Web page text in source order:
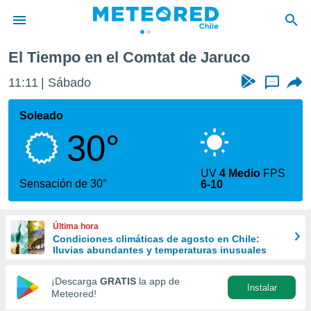
de
por
que se
calidad.
a este
las
y
forma
digital
basada
El Tiempo en el Comtat de Jaruco
11:11 Sábado ...
Soleado
30°
Sensación de 30°
UV4 Medio FPS
6-10
Última hora
Condiciones climáticas de agosto en Chile:
lluvias abundantes y temperaturas inusuales
¡Descarga GRATIS la app de
Meteored!
Instalar